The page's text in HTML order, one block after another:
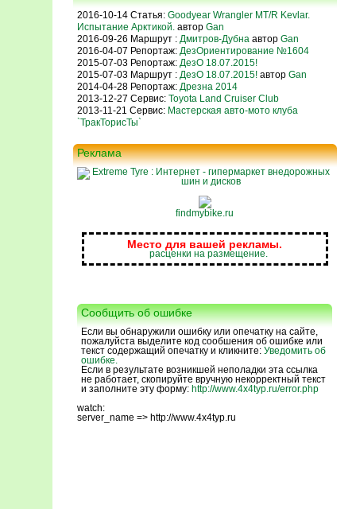
2016-10-14 Статья: Goodyear Wrangler MT/R Kevlar.
Испытание Арктикой.автор Gan
2016-09-26 Маршрут : Дмитров-Дубнаавтор Gan
2016-04-07 Репортаж: ДезОриентирование №1604
2015-07-03 Репортаж: ДезО 18.07.2015!
2015-07-03 Маршрут : ДезО 18.07.2015! автор Gan
2014-04-28 Репортаж: Дрезна 2014
2013-12-27 Сервис: Toyota Land Cruiser Club
2013-11-21 Сервис: Мастерская авто-мото клуба
`ТракТорисТы`
Реклама
findmybike.ru
Место для вашей рекламы.
расценки на размещение.
Сообщить об ошибке
Если вы обнаружили ошибку или опечатку на сайте,
пожалуйста выделите код сообшения об ошибке или
текст содержащий опечатку и кликните: Уведомить об
ошибке.
Если в результате возникшей неполадки эта ссылка
не работает, скопируйте вручную некорректный текст
и заполните эту форму: http://www.4x4typ.ru/error.php
watch:
server_name => http://www.4x4typ.ru